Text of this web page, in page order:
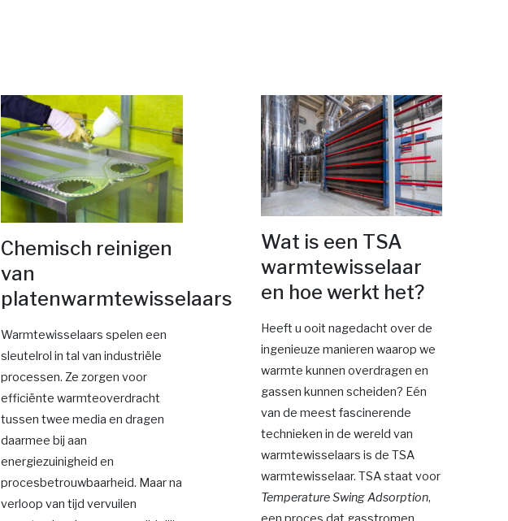
Chemisch reinigen
van
platenwarmtewisselaars
Warmtewisselaars spelen een
sleutelrol in tal van industriële
processen. Ze zorgen voor
efficiënte warmteoverdracht
tussen twee media en dragen
daarmee bij aan
energiezuinigheid en
procesbetrouwbaarheid. Maar na
verloop van tijd vervuilen
Wat is een TSA
warmtewisselaar
en hoe werkt het?
Heeft u ooit nagedacht over de
ingenieuze manieren waarop we
warmte kunnen overdragen en
gassen kunnen scheiden? Eén
van de meest fascinerende
technieken in de wereld van
warmtewisselaars is de TSA
warmtewisselaar. TSA staat voor
Temperature Swing Adsorption,